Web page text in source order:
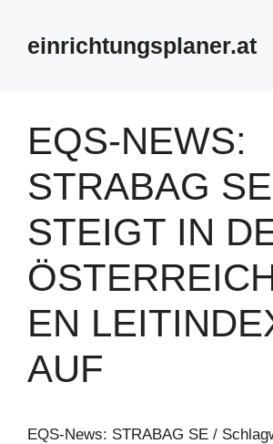
springeneinrichtungsplaner.at
EQS-NEWS:
STRABAG SE
STEIGT IN
EN
AUF
EQS-News: STRABAG SE /